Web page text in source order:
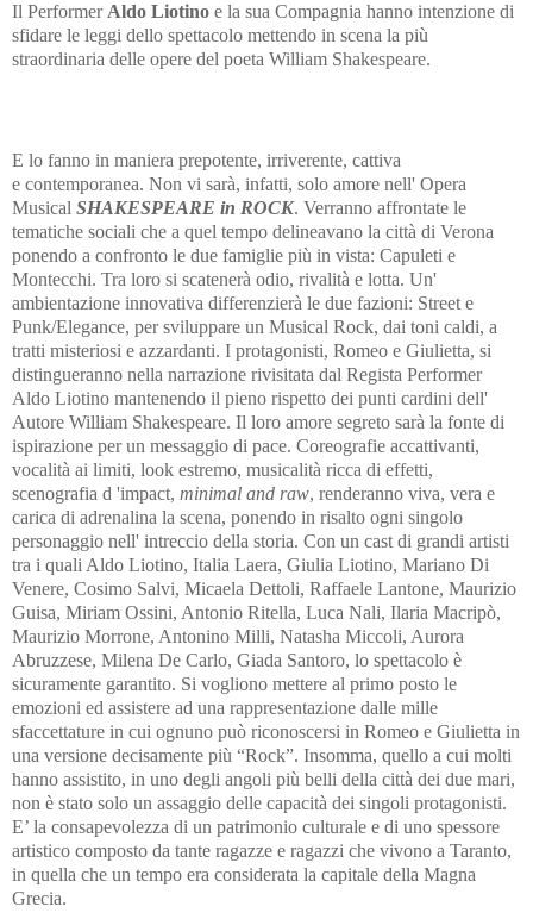
Il Performer Aldo Liotino e la sua Compagnia hanno intenzione di
sfidare le leggi dello spettacolo mettendo in scena la più
straordinaria delle opere del poeta William Shakespeare.
E lo fanno in maniera prepotente, irriverente, cattiva
e contemporanea. Non vi sarà, infatti, solo amore nell' Opera
Musical SHAKESPEARE in ROCK. Verranno affrontate le
tematiche sociali che a quel tempo delineavano la città di Verona
ponendo a confronto le due famiglie più in vista: Capuleti e
Montecchi. Tra loro si scatenerà odio, rivalità e lotta. Un'
ambientazione innovativa differenzierà le due fazioni: Street e
Punk/Elegance, per sviluppare un Musical Rock, dai toni caldi, a
tratti misteriosi e azzardanti. I protagonisti, Romeo e Giulietta, si
distingueranno nella narrazione rivisitata dal Regista Performer
Aldo Liotino mantenendo il pieno rispetto dei punti cardini dell'
Autore William Shakespeare. Il loro amore segreto sarà la fonte di
ispirazione per un messaggio di pace. Coreografie accattivanti,
vocalità ai limiti, look estremo, musicalità ricca di effetti,
scenografia d 'impact, minimal and raw, renderanno viva, vera e
carica di adrenalina la scena, ponendo in risalto ogni singolo
personaggio nell' intreccio della storia. Con un cast di grandi artisti
tra i quali Aldo Liotino, Italia Laera, Giulia Liotino, Mariano Di
Venere, Cosimo Salvi, Micaela Dettoli, Raffaele Lantone, Maurizio
Guisa, Miriam Ossini, Antonio Ritella, Luca Nali, Ilaria Macripò,
Maurizio Morrone, Antonino Milli, Natasha Miccoli, Aurora
Abruzzese, Milena De Carlo, Giada Santoro, lo spettacolo è
sicuramente garantito. Si vogliono mettere al primo posto le
emozioni ed assistere ad una rappresentazione dalle mille
sfaccettature in cui ognuno può riconoscersi in Romeo e Giulietta in
una versione decisamente più “Rock”. Insomma, quello a cui molti
hanno assistito, in uno degli angoli più belli della città dei due mari,
non è stato solo un assaggio delle capacità dei singoli protagonisti.
E’ la consapevolezza di un patrimonio culturale e di uno spessore
artistico composto da tante ragazze e ragazzi che vivono a Taranto,
in quella che un tempo era considerata la capitale della Magna
Grecia.